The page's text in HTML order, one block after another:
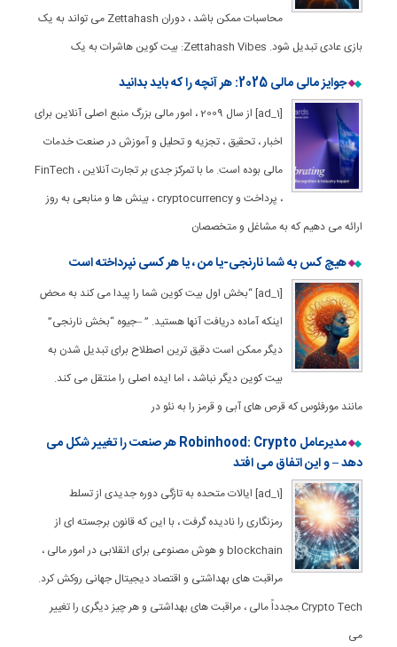
محاسبات ممکن باشد ، دوران Zettahash می تواند به یک
بازی عادی تبدیل شود. Zettahash Vibes: بیت کوین هاشرات به یک
جوایز مالی مالی 2025: هر آنچه را که باید بدانید
[ad_1] از سال 2009 ، امور مالی بزرگ منبع اصلی آنلاین برای
اخبار ، تحقیق ، تجزیه و تحلیل و آموزش در صنعت خدمات
مالی بوده است. ما با تمرکز جدی بر تجارت آنلاین ، FinTech
، پرداخت و cryptocurrency ، بینش ها و منابعی به روز
ارائه می دهیم که به مشاغل و متخصصان
هیچ کس به شما نارنجی-یا من ، یا هر کسی نپرداخته است
[ad_1] “بخش اول بیت کوین شما را پیدا می کند به محض
اینکه آماده دریافت آنها هستید. ” –جیوه “بخش نارنجی”
دیگر ممکن است دقیق ترین اصطلاح برای تبدیل شدن به
بیت کوین دیگر نباشد ، اما ایده اصلی را منتقل می کند.
مانند مورفئوس که قرص های آبی و قرمز را به نئو در
مدیرعامل Robinhood: Crypto هر صنعت را تغییر شکل می
دهد – و این اتفاق می افتد
[ad_1] ایالات متحده به تازگی دوره جدیدی از تسلط
رمزنگاری را نادیده گرفت ، با این که قانون برجسته ای از
blockchain و هوش مصنوعی برای انقلابی در امور مالی ،
مراقبت های بهداشتی و اقتصاد دیجیتال جهانی روکش کرد.
Crypto Tech مجدداً مالی ، مراقبت های بهداشتی و هر چیز دیگری را تغییر
می